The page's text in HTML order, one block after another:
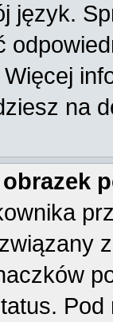
język.
na